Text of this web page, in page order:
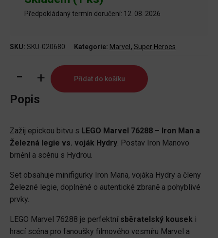
Předpokládaný termín doručení: 12. 08. 2026
SKU: SKU-020680 Kategorie: Marvel , Super Heroes
LEGO®
Marvel
76288
a
Železná
legie
voják
Hydry
Přidat do košíku
Popis
Zažij epickou bitvu s LEGO Marvel 76288 – Iron Man a
Železná legie vs. voják Hydry. Postav Iron Manovo
brnění a scénu s Hydrou.
Set obsahuje minifigurky Iron Mana, vojáka Hydry a členy
Železné legie, doplněné o autentické zbraně a pohyblivé
prvky.
LEGO Marvel 76288 je perfektní sběratelský kousek i
hrací scéna pro fanoušky filmového vesmíru Marvel a